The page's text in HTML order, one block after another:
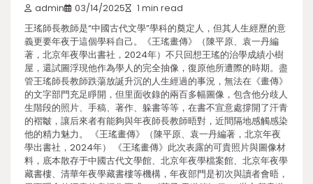
admin 03/14/2025 1 min read
王瑤師長教師是“中國古代文學”學科的奠定人，但其人生經歷的意
義更要年夜于這個學科自己。《王瑤畫傳》（陳平原、袁一丹編
著，北京年夜學出書社，2024年）不只回想王瑤的治學成績小樹
屋，還試圖浮現他作為學人的完全抽像，復原他所遭際的時期。盡
管王瑤師長教師跌蕩放誕升沉的人生經過的事況，無法在《畫傳》
的文字部門充足睜開，但里面收錄的兩百多幅圖像，包含他分歧人
生階段的照片、手稿、著作、躲書等等，在書不宣意處撐開了汗青
的褶皺，讓后來者有能夠與年夜師長教師晤對，近間隔地感觸感染
他的精力魅力。 《王瑤畫傳》（陳平原、袁一丹編著，北京年夜
學出書社，2024年） 《王瑤畫傳》此次表露的可貴照片與圖像材
料，底本散存于中國古代文學館、北京年夜學檔案館、北京年夜學
藏書樓、清華年夜學藏書樓等機構，年夜部門是初次與讀者會晤，